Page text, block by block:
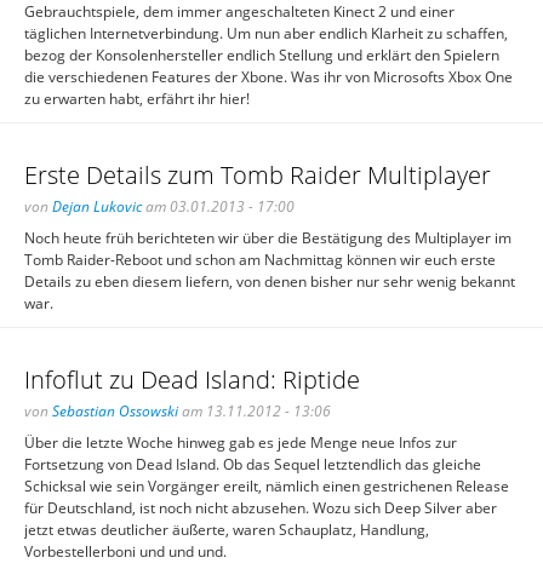
Gebrauchtspiele, dem immer angeschalteten Kinect 2 und einer
täglichen Internetverbindung. Um nun aber endlich Klarheit zu schaffen,
bezog der Konsolenhersteller endlich Stellung und erklärt den Spielern
die verschiedenen Features der Xbone. Was ihr von Microsofts Xbox One
zu erwarten habt, erfährt ihr hier!
Erste Details zum Tomb Raider Multiplayer
von Dejan Lukovicam 03.01.2013 - 17:00
Noch heute früh berichteten wir über die Bestätigung des Multiplayer im
Tomb Raider-Reboot und schon am Nachmittag können wir euch erste
Details zu eben diesem liefern, von denen bisher nur sehr wenig bekannt
war.
Infoflut zu Dead Island: Riptide
von Sebastian Ossowskiam 13.11.2012 - 13:06
Über die letzte Woche hinweg gab es jede Menge neue Infos zur
Fortsetzung von Dead Island. Ob das Sequel letztendlich das gleiche
Schicksal wie sein Vorgänger ereilt, nämlich einen gestrichenen Release
für Deutschland, ist noch nicht abzusehen. Wozu sich Deep Silver aber
jetzt etwas deutlicher äußerte, waren Schauplatz, Handlung,
Vorbestellerboni und und und.